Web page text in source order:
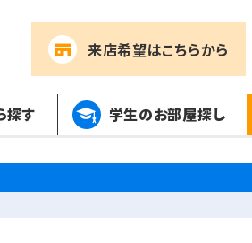
来店希望はこちらから
探す 学生のお部屋探し